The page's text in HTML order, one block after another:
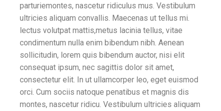
parturiemontes, nascetur ridiculus mus. Vestibulum
ultricies aliquam convallis. Maecenas ut tellus mi.
lectus volutpat mattis,metus lacinia tellus, vitae
condimentum nulla enim bibendum nibh. Aenean
sollicitudin, lorem quis bibendum auctor, nisi elit
consequat ipsum, nec sagittis dolor sit amet,
consectetur elit. In ut ullamcorper leo, eget euismod
orci. Cum sociis natoque penatibus et magnis dis
montes, nascetur ridicu. Vestibulum ultricies aliquam